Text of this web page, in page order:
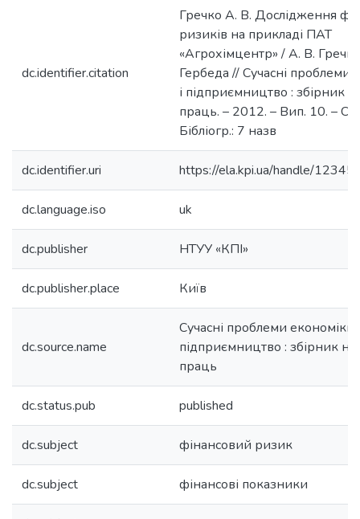
dc.identifier.citation
Гречко А. В. Дослідження
ризиків на прикладі ПАТ
«Агрохімцентр» / А. В.
Гербеда // Сучасні проблеми
і підприємництво : збірник
праць. – 2012. – Вип. 10. – С.
Бібліогр.: 7 назв
dc.identifier.uri https://ela.kpi.ua/handle/
dc.language.iso uk
dc.publisher НТУУ «КПІ»
dc.publisher.place Київ
dc.source.name
Сучасні проблеми економіки і
підприємництво : збірник
праць
dc.status.pub published
dc.subject фінансовий ризик
dc.subject фінансові показники